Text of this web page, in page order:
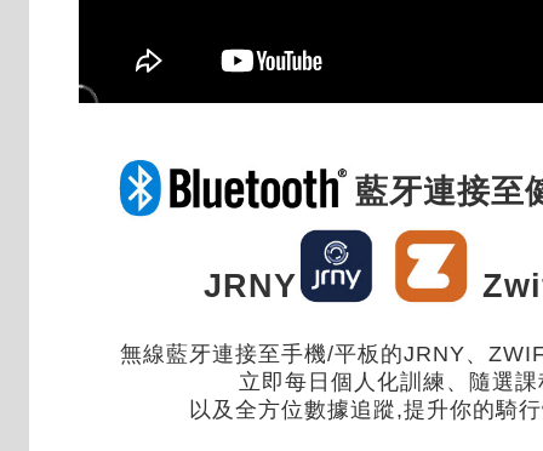
藍牙連接至
JRNY
無線藍牙連接至手機/平板的JRNY、
立即每日個人化訓練、隨選課
以及全方位數據追蹤,提升你的騎